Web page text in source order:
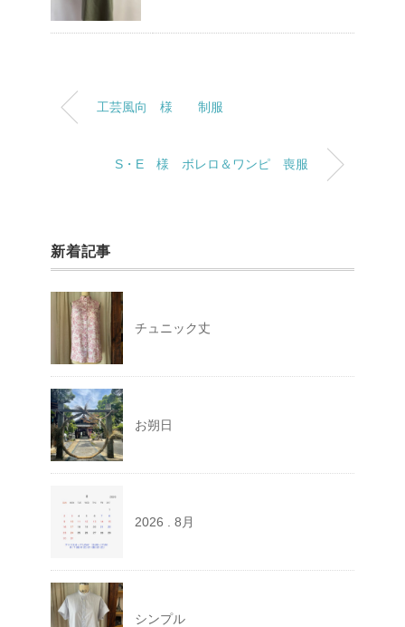
工芸風向 様 制服
S・E 様 ボレロ＆ワンピ 喪服
新着記事
チュニック丈
お朔日
2026 . 8月
シンプル